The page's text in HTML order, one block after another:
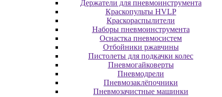
Держатели для пневмоинструмента
Краскопульты HVLP
Краскораспылители
Наборы пневмоинструмента
Оснастка пневмосистем
Отбойники ржавчины
Пистолеты для подкачки колес
Пневмогайковерты
Пневмодрели
Пневмозаклёпочники
Пневмозачистные машинки